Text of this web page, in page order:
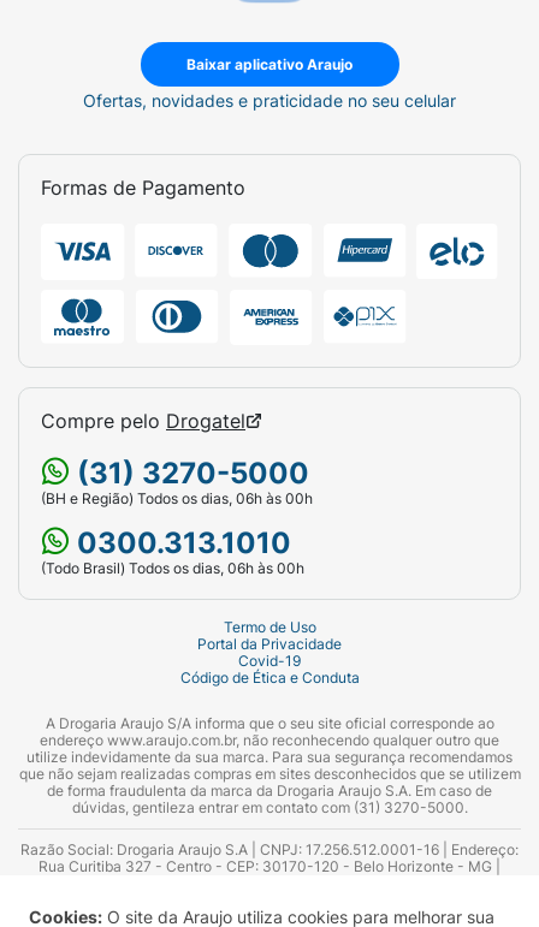
Cookies: O site da Araujo utiliza cookies para melhorar sua
Baixar aplicativo Araujo
Ofertas, novidades e praticidade no seu celular
Formas de Pagamento
Compre pelo Drogatel
(31) 3270-5000
(BH e Região) Todos os dias, 06h às 00h
0300.313.1010
(Todo Brasil) Todos os dias, 06h às 00h
Termo de Uso
Portal da Privacidade
Covid-19
Código de Ética e Conduta
A Drogaria Araujo S/A informa que o seu site oficial corresponde ao
endereço www.araujo.com.br, não reconhecendo qualquer outro que
utilize indevidamente da sua marca. Para sua segurança recomendamos
que não sejam realizadas compras em sites desconhecidos que se utilizem
de forma fraudulenta da marca da Drogaria Araujo S.A. Em caso de
dúvidas, gentileza entrar em contato com (31) 3270-5000.
Razão Social: Drogaria Araujo S.A | CNPJ: 17.256.512.0001-16 | Endereço:
Rua Curitiba 327 - Centro - CEP: 30170-120 - Belo Horizonte - MG |
Azevedo Guimarães – CRF 10.965 | Yasmin Silva Alvarenga – CRF 52.584 -